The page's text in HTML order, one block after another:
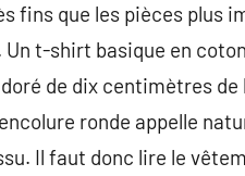
fins que les pièces plus
Un t-shirt basique en
de dix centimètres de
ronde appelle
Il faut donc lire le